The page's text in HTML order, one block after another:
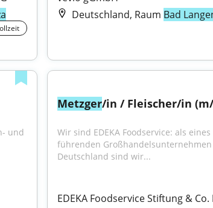
Deutschland, Raum Bad
und
Metzger/in / Fleischer/in
Wir sind EDEKA Foodservice: als
führenden
Deutschland sind wir...
EDEKA Foodservice Stiftung & Co.